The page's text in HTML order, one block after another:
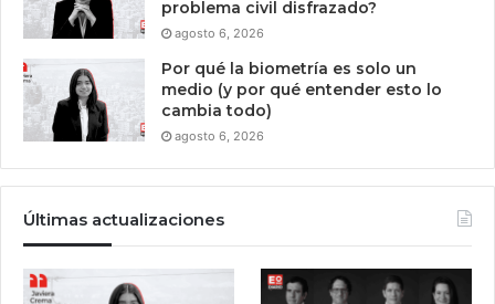
problema civil disfrazado?
agosto 6, 2026
Por qué la biometría es solo un
medio (y por qué entender esto lo
cambia todo)
agosto 6, 2026
Últimas actualizaciones